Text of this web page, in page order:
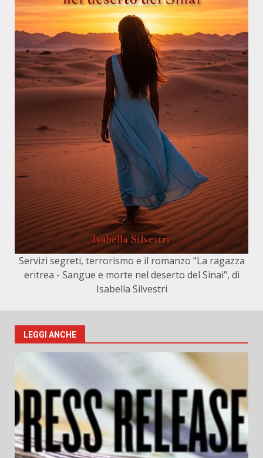
Servizi segreti, terrorismo e il romanzo "La ragazza
eritrea - Sangue e morte nel deserto del Sinai", di
Isabella Silvestri
LEGGI ANCHE